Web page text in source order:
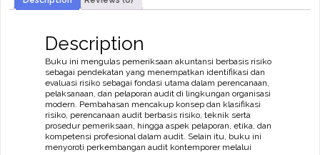
Description
Buku ini mengulas pemeriksaan akuntansi berbasis risiko
sebagai pendekatan yang menempatkan identifikasi dan
evaluasi risiko sebagai fondasi utama dalam perencanaan,
pelaksanaan, dan pelaporan audit di lingkungan organisasi
modern. Pembahasan mencakup konsep dan klasifikasi
risiko, perencanaan audit berbasis risiko, teknik serta
prosedur pemeriksaan, hingga aspek pelaporan, etika, dan
kompetensi profesional dalam audit. Selain itu, buku ini
menyoroti perkembangan audit kontemporer melalui